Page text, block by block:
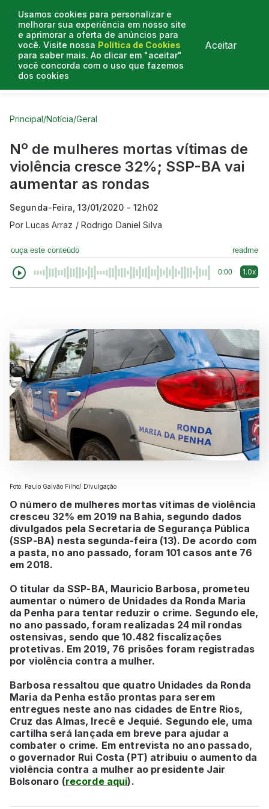
Usamos cookies para personalizar e
melhorar sua experiência em nosso site
e aprimorar a oferta de anúncios para
você. Visite nossa Política de Cookies
para saber mais. Ao clicar em "aceitar"
você concorda com o uso que fazemos
dos cookies
Aceitar
Curtas do Poder
Principal/Notícia/Geral
Nº de mulheres mortas vítimas de
violência cresce 32%; SSP-BA vai
aumentar as rondas
Segunda-Feira, 13/01/2020 - 12h02
PorLucas Arraz / Rodrigo Daniel Silva
ouça este conteúdo readme
0:00 1.0x
Foto: Paulo Galvão Filho/ Divulgação
O número de mulheres mortas vítimas de violência
cresceu 32% em 2019 na Bahia, segundo dados
divulgados pela Secretaria de Segurança Pública
(SSP-BA) nesta segunda-feira (13). De acordo com
a pasta, no ano passado, foram 101 casos ante 76
em 2018.
O titular da SSP-BA, Mauricio Barbosa, prometeu
aumentar o número de Unidades da Ronda Maria
da Penha para tentar reduzir o crime. Segundo ele,
no ano passado, foram realizadas 24 mil rondas
ostensivas, sendo que 10.482 fiscalizações
protetivas. Em 2019, 76 prisões foram registradas
por violência contra a mulher.
Barbosa ressaltou que quatro Unidades da Ronda
Maria da Penha estão prontas para serem
entregues neste ano nas cidades de Entre Rios,
Cruz das Almas, Irecê e Jequié. Segundo ele, uma
cartilha será lançada em breve para ajudar a
combater o crime. Em entrevista no ano passado,
o governador Rui Costa (PT) atribuiu o aumento da
violência contra a mulher ao presidente Jair
Bolsonaro (recorde aqui).